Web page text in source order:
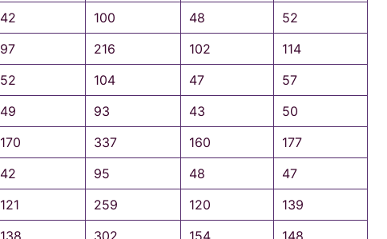
42 100 48
52
97 216 102
114
52 104 47
57
49 93 43
50
170 337 160
177
42 95 48
47
121 259 120
139
138 302 154
148